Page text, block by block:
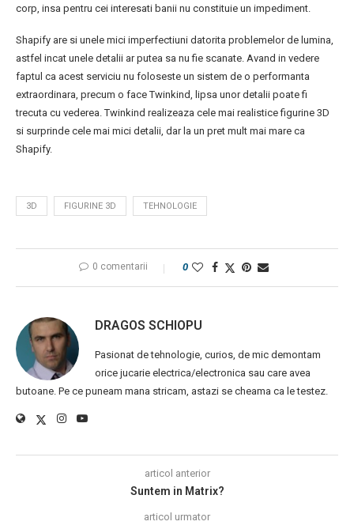
corp, insa pentru cei interesati banii nu constituie un impediment.
Shapify are si unele mici imperfectiuni datorita problemelor de lumina,
astfel incat unele detalii ar putea sa nu fie scanate. Avand in vedere
faptul ca acest serviciu nu foloseste un sistem de o performanta
extraordinara, precum o face Twinkind, lipsa unor detalii poate fi
trecuta cu vederea. Twinkind realizeaza cele mai realistice figurine 3D
si surprinde cele mai mici detalii, dar la un pret mult mai mare ca
Shapify.
3D FIGURINE 3D TEHNOLOGIE
0 comentarii 0
DRAGOS SCHIOPU
Pasionat de tehnologie, curios, de mic demontam
orice jucarie electrica/electronica sau care avea
butoane. Pe ce puneam mana stricam, astazi se cheama ca le testez.
articol anterior
Suntem in Matrix?
articol urmator